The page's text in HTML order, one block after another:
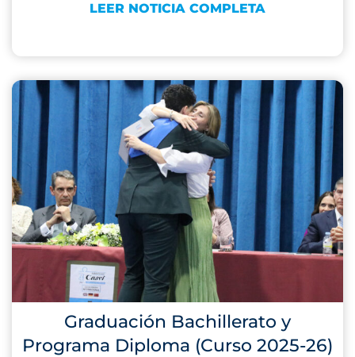
LEER NOTICIA COMPLETA
Graduación Bachillerato y
Programa Diploma (Curso 2025-26)